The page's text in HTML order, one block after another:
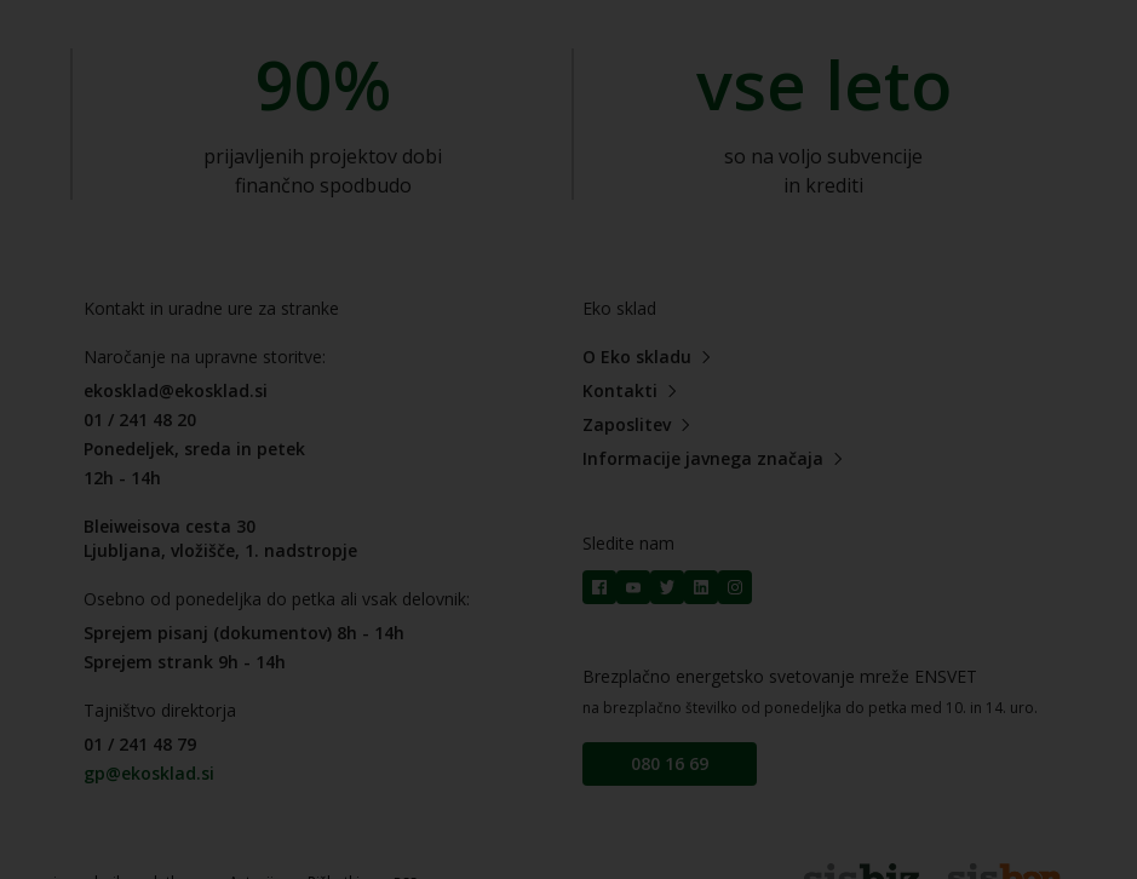
90%
prijavljenih projektov dobi
finančno spodbudo
vse leto
so na voljo subvencije
in krediti
Kontakt in uradne ure za stranke
Naročanje na upravne storitve:
ekosklad@ekosklad.si
01 / 241 48 20
Ponedeljek, sreda in petek
12h - 14h
Bleiweisova cesta 30
Ljubljana, vložišče, 1. nadstropje
Osebno od ponedeljka do petka ali vsak delovnik:
Sprejem pisanj (dokumentov) 8h - 14h
Sprejem strank 9h - 14h
Tajništvo direktorja
01 / 241 48 79
gp@ekosklad.si
Eko sklad
O Eko skladu
Kontakti
Zaposlitev
Informacije javnega značaja
Sledite nam
Brezplačno energetsko svetovanje mreže ENSVET
na brezplačno številko od ponedeljka do petka med 10. in 14. uro.
080 16 69